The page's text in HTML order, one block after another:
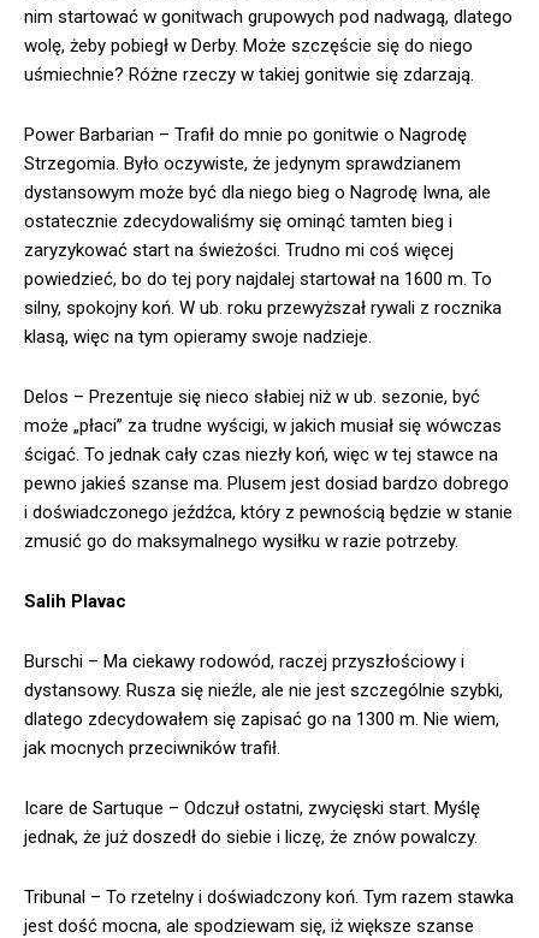
nim startować w gonitwach grupowych pod nadwagą, dlatego
wolę, żeby pobiegł w Derby. Może szczęście się do niego
uśmiechnie? Różne rzeczy w takiej gonitwie się zdarzają.
Power Barbarian – Trafił do mnie po gonitwie o Nagrodę
Strzegomia. Było oczywiste, że jedynym sprawdzianem
dystansowym może być dla niego bieg o Nagrodę Iwna, ale
ostatecznie zdecydowaliśmy się ominąć tamten bieg i
zaryzykować start na świeżości. Trudno mi coś więcej
powiedzieć, bo do tej pory najdalej startował na 1600 m. To
silny, spokojny koń. W ub. roku przewyższał rywali z rocznika
klasą, więc na tym opieramy swoje nadzieje.
Delos – Prezentuje się nieco słabiej niż w ub. sezonie, być
może „płaci” za trudne wyścigi, w jakich musiał się wówczas
ścigać. To jednak cały czas niezły koń, więc w tej stawce na
pewno jakieś szanse ma. Plusem jest dosiad bardzo dobrego
i doświadczonego jeźdźca, który z pewnością będzie w stanie
zmusić go do maksymalnego wysiłku w razie potrzeby.
Salih Plavac
Burschi – Ma ciekawy rodowód, raczej przyszłościowy i
dystansowy. Rusza się nieźle, ale nie jest szczególnie szybki,
dlatego zdecydowałem się zapisać go na 1300 m. Nie wiem,
jak mocnych przeciwników trafił.
Icare de Sartuque – Odczuł ostatni, zwycięski start. Myślę
jednak, że już doszedł do siebie i liczę, że znów powalczy.
Tribunal – To rzetelny i doświadczony koń. Tym razem stawka
jest dość mocna, ale spodziewam się, iż większe szanse